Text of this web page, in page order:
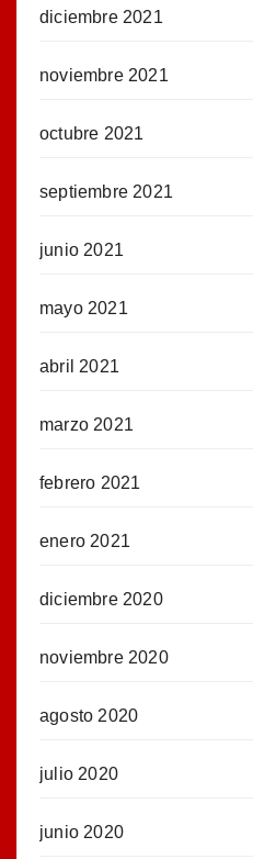
diciembre 2021
noviembre 2021
octubre 2021
septiembre 2021
junio 2021
mayo 2021
abril 2021
marzo 2021
febrero 2021
enero 2021
diciembre 2020
noviembre 2020
agosto 2020
julio 2020
junio 2020